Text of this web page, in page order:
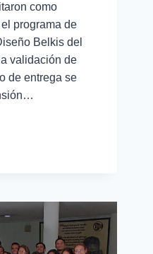
como
programa de
Belkis del
validación de
de entrega se